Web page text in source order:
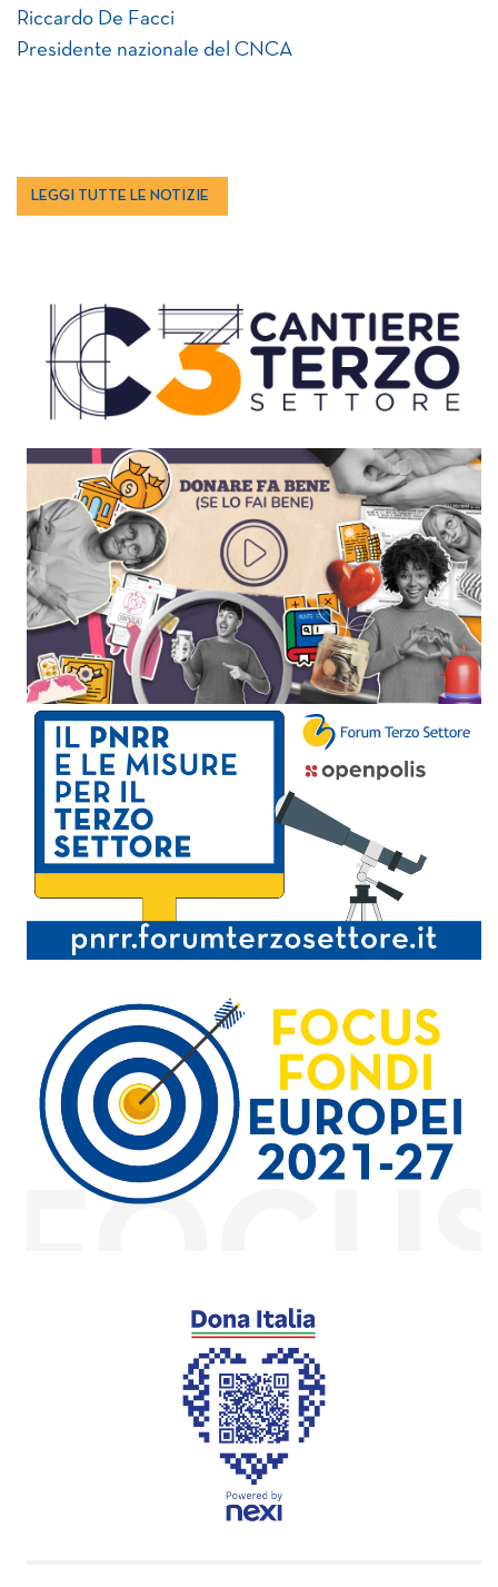
Riccardo De Facci
Presidente nazionale del CNCA
LEGGI TUTTE LE NOTIZIE